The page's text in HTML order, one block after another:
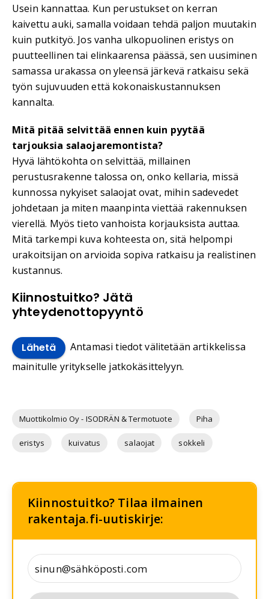
Usein kannattaa. Kun perustukset on kerran
kaivettu auki, samalla voidaan tehdä paljon muutakin
kuin putkityö. Jos vanha ulkopuolinen eristys on
puutteellinen tai elinkaarensa päässä, sen uusiminen
samassa urakassa on yleensä järkevä ratkaisu sekä
työn sujuvuuden että kokonaiskustannuksen
kannalta.
Mitä pitää selvittää ennen kuin pyytää
tarjouksia salaojaremontista?
Hyvä lähtökohta on selvittää, millainen
perustusrakenne talossa on, onko kellaria, missä
kunnossa nykyiset salaojat ovat, mihin sadevedet
johdetaan ja miten maanpinta viettää rakennuksen
vierellä. Myös tieto vanhoista korjauksista auttaa.
Mitä tarkempi kuva kohteesta on, sitä helpompi
urakoitsijan on arvioida sopiva ratkaisu ja realistinen
kustannus.
Kiinnostuitko? Jätä
yhteydenottopyyntö
Lähetä
Antamasi tiedot välitetään artikkelissa
mainitulle yritykselle jatkokäsittelyyn.
Muottikolmio Oy - ISODRÄN & Termotuote Piha
eristys kuivatus salaojat sokkeli
Kiinnostuitko? Tilaa ilmainen
rakentaja.fi-uutiskirje: